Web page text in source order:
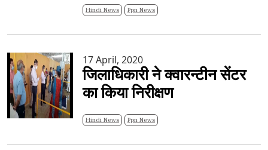
Hindi News Ppn News
17 April, 2020
जिलाधिकारी ने क्वारन्टीन सेंटर
का किया निरीक्षण
Hindi News Ppn News